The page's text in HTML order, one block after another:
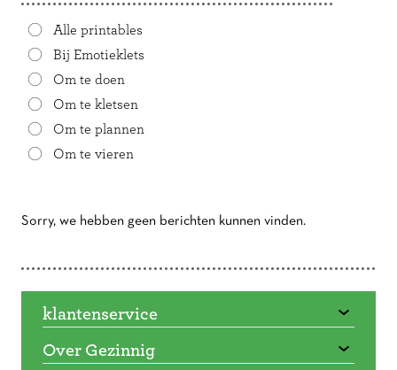
Alle printables
Bij Emotieklets
Om te doen
Om te kletsen
Om te plannen
Om te vieren
Sorry, we hebben geen berichten kunnen vinden.
klantenservice
Over Gezinnig